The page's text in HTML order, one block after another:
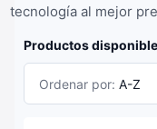
tecnología al mejor
Productos
Ordenar por: A-Z